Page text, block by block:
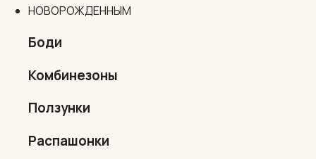
НОВОРОЖДЕННЫМ
Боди
Комбинезоны
Ползунки
Распашонки